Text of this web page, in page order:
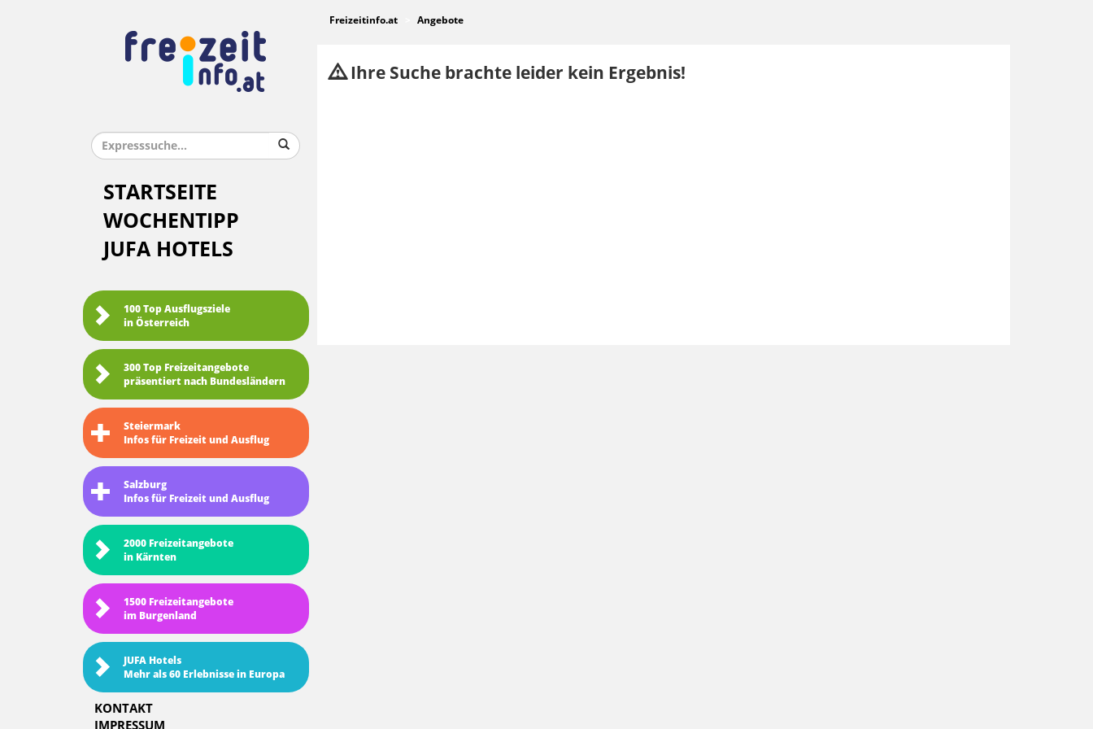
STARTSEITE
WOCHENTIPP
JUFA HOTELS
100 Top Ausflugsziele
in Österreich
300 Top Freizeitangebote
präsentiert nach Bundesländern
Steiermark
Infos für Freizeit und Ausflug
Salzburg
Infos für Freizeit und Ausflug
2000 Freizeitangebote
in Kärnten
1500 Freizeitangebote
im Burgenland
JUFA Hotels
Mehr als 60 Erlebnisse in Europa
KONTAKT
IMPRESSUM
Freizeitinfo.at Angebote
Ihre Suche brachte leider kein Ergebnis!